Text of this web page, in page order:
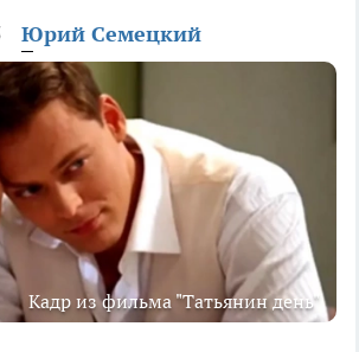
Юрий Семецкий
Кадр из фильма "Татьянин день"